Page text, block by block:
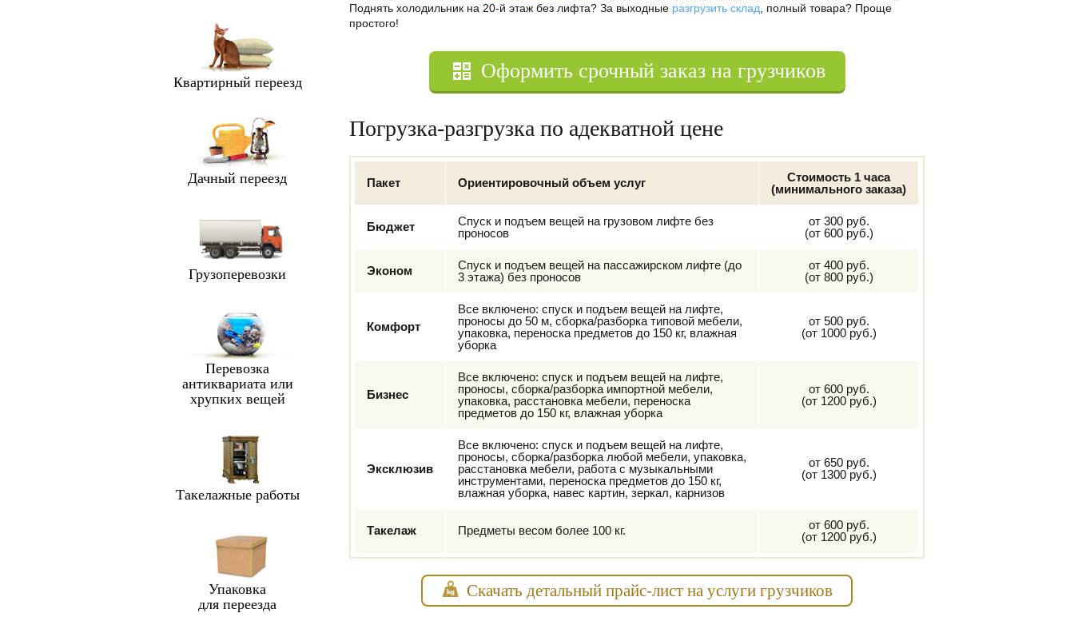
Поднять холодильник на 20-й этаж без лифта? За выходные разгрузить склад , полный товара? Проще
простого!
Оформить срочный заказ на грузчиков
Погрузка-разгрузка по адекватной цене
Пакет Ориентировочный объем услуг
Стоимость 1 часа
(минимального заказа)
Бюджет
Спуск и подъем вещей на грузовом лифте без
проносов
от 300 руб.
(от 600 руб.)
Эконом
Спуск и подъем вещей на пассажирском лифте (до
3 этажа) без проносов
от 400 руб.
(от 800 руб.)
Комфорт
Все включено: спуск и подъем вещей на лифте,
проносы до 50 м, сборка/разборка типовой мебели,
упаковка, переноска предметов до 150 кг, влажная
уборка
от 500 руб.
(от 1000 руб.)
Бизнес
Все включено: спуск и подъем вещей на лифте,
проносы, сборка/разборка импортной мебели,
упаковка, расстановка мебели, переноска
предметов до 150 кг, влажная уборка
от 600 руб.
(от 1200 руб.)
Эксклюзив
Все включено: спуск и подъем вещей на лифте,
проносы, сборка/разборка любой мебели, упаковка,
расстановка мебели, работа с музыкальными
инструментами, переноска предметов до 150 кг,
влажная уборка, навес картин, зеркал, карнизов
от 650 руб.
(от 1300 руб.)
Такелаж Предметы весом более 100 кг.
от 600 руб.
(от 1200 руб.)
Скачать детальный прайс-лист на услуги грузчиков
Квартирный переезд
Дачный переезд
Грузоперевозки
Перевозка
антиквариата или
хрупких вещей
Такелажные работы
Упаковка
для переезда